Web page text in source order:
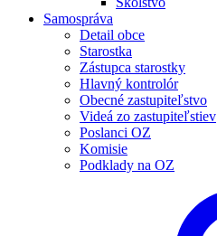
Samospráva
Detail obce
Starostka
Zástupca starostky
Hlavný kontrolór
Obecné zastupiteľstvo
Videá zo zastupiteľstiev
Poslanci OZ
Komisie
Podklady na OZ